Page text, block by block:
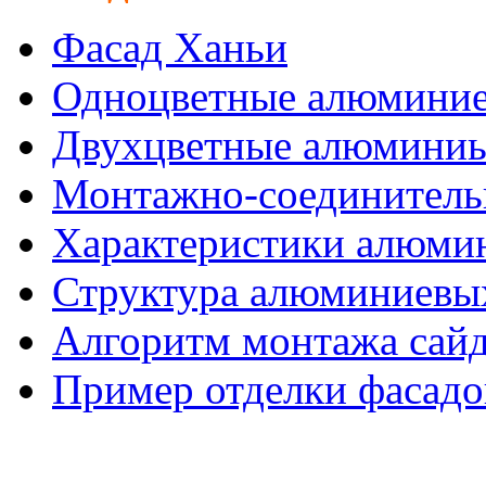
Фасад Ханьи
Одноцветные
Двухцветные
Монтажно-
Характеристики
Структура
Алгоритм монтажа
Пример отделки